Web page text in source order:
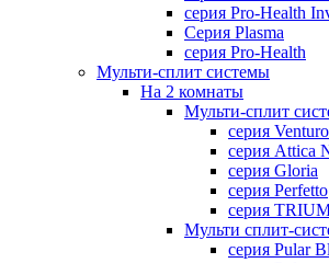
серия Pro-Health
Cерия Plasma
серия Pro-Health
Мульти-сплит системы
На 2 комнаты
Мульти-сплит
серия
серия Attica
серия Gloria
серия Perfetto
серия
Мульти сплит-
серия Pular